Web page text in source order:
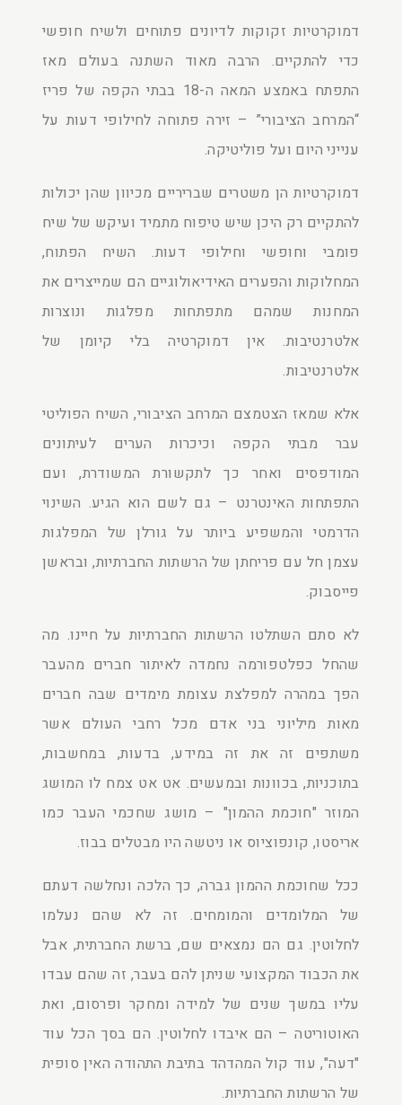
דמוקרטיות זקוקות לדיונים פתוחים ולשיח חופשי
כדי להתקיים. הרבה מאוד השתנה בעולם מאז
התפתח באמצע המאה ה-18 בבתי הקפה של פריז
“המרחב הציבורי” – זירה פתוחה לחילופי דעות על
ענייני היום ועל פוליטיקה.
דמוקרטיות הן משטרים שבריריים מכיוון שהן יכולות
להתקיים רק היכן שיש טיפוח מתמיד ועיקש של שיח
פומבי וחופשי וחילופי דעות. השיח הפתוח,
המחלוקות והפערים האידיאולוגיים הם שמייצרים את
המחנות שמהם מתפתחות מפלגות ונוצרות
אלטרנטיבות. אין דמוקרטיה בלי קיומן של
אלטרנטיבות.
אלא שמאז הצטמצם המרחב הציבורי, השיח הפוליטי
עבר מבתי הקפה וכיכרות הערים לעיתונים
המודפסים ואחר כך לתקשורת המשודרת, ועם
התפתחות האינטרנט – גם לשם הוא הגיע. השינוי
הדרמטי והמשפיע ביותר על גורלן של המפלגות
עצמן חל עם פריחתן של הרשתות החברתיות, ובראשן
פייסבוק.
לא סתם השתלטו הרשתות החברתיות על חיינו. מה
שהחל כפלטפורמה נחמדה לאיתור חברים מהעבר
הפך במהרה למפלצת עצומת מימדים שבה חברים
מאות מיליוני בני אדם מכל רחבי העולם אשר
משתפים זה את זה במידע, בדעות, במחשבות,
בתוכניות, בכוונות ובמעשים. אט אט צמח לו המושג
המוזר "חוכמת ההמון" – מושג שחכמי העבר כמו
אריסטו, קונפוציוס או ניטשה היו מבטלים בבוז.
ככל שחוכמת ההמון גברה, כך הלכה ונחלשה דעתם
של המלומדים והמומחים. זה לא שהם נעלמו
לחלוטין. גם הם נמצאים שם, ברשת החברתית, אבל
את הכבוד המקצועי שניתן להם בעבר, זה שהם עבדו
עליו במשך שנים של למידה ומחקר ופרסום, ואת
האוטוריטה – הם איבדו לחלוטין. הם בסך הכל עוד
"דעה", עוד קול המהדהד בתיבת התהודה האין סופית
של הרשתות החברתיות.